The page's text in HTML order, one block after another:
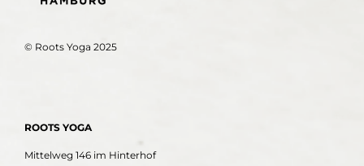
© Roots Yoga 2025
ROOTS YOGA
Mittelweg 146 im Hinterhof